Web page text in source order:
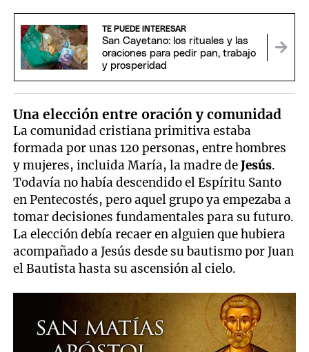
TE PUEDE INTERESAR
San Cayetano: los rituales y las
oraciones para pedir pan, trabajo
y prosperidad
Una elección entre oración y comunidad
La comunidad cristiana primitiva estaba
formada por unas 120 personas, entre hombres
y mujeres, incluida María, la madre deJesús.
Todavía no había descendido el Espíritu Santo
en Pentecostés, pero aquel grupo ya empezaba a
tomar decisiones fundamentales para su futuro.
La elección debía recaer en alguien que hubiera
acompañado a Jesús desde su bautismo por Juan
el Bautista hasta su ascensión al cielo.